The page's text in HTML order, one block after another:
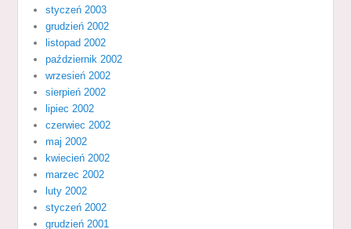
styczeń 2003
grudzień 2002
listopad 2002
październik 2002
wrzesień 2002
sierpień 2002
lipiec 2002
czerwiec 2002
maj 2002
kwiecień 2002
marzec 2002
luty 2002
styczeń 2002
grudzień 2001